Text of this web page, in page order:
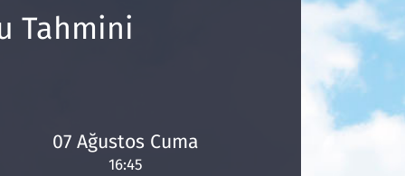
Tahmini
07 Ağustos Cuma
16:45